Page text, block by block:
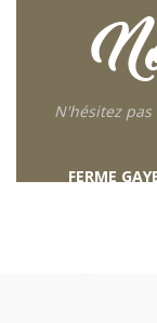
N'hésitez
FERME